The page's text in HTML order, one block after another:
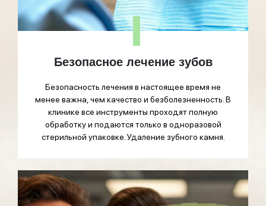
Безопасное лечение зубов
Безопасность лечения в настоящее время не
менее важна, чем качество и безболезненность. В
клинике все инструменты проходят полную
обработку и подаются только в одноразовой
стерильной упаковке. Удаление зубного камня.